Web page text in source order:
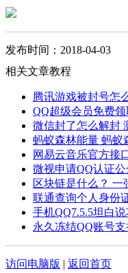
发布时间：2018-04-03
相关文章教程
腾讯游戏被封号怎
QQ超级会员免费
微信封了怎么解封
蚂蚁森林能量 蚂蚁
网易云音乐官方接
微视申请QQ认证
区块链是什么？ 一
联通查询个人身份
手机QQ7.5.5坦白
永久冻结QQ账号
访问电脑版 | 返回首页